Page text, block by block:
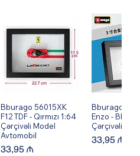
Quick View
Bburago 56015XK
F12 TDF - Qırmızı 1:64
Çərçivəli Model
Avtomobil
Price
33,95 ₼
Quick
Bburago
Enzo - Black
Çərçivəli
Price
33,95 ₼